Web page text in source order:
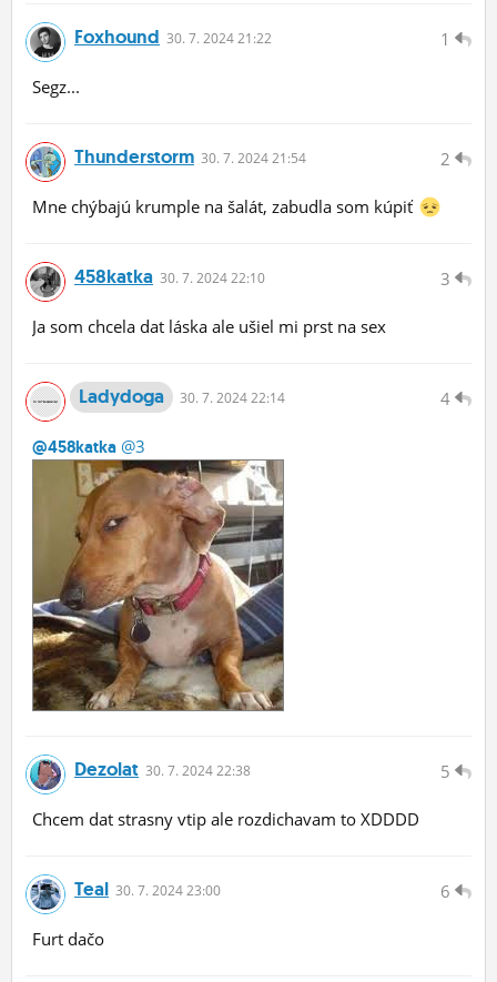
1
Foxhound 30. 7. 2024 21:22
Segz...
2
Thunderstorm 30. 7. 2024 21:54
Mne chýbajú krumple na šalát, zabudla som kúpiť
3
458katka 30. 7. 2024 22:10
Ja som chcela dat láska ale ušiel mi prst na sex
4
Ladydoga 30. 7. 2024 22:14
@458katka @3
5
Dezolat 30. 7. 2024 22:38
Chcem dat strasny vtip ale rozdichavam to XDDDD
6
Teal 30. 7. 2024 23:00
Furt dačo